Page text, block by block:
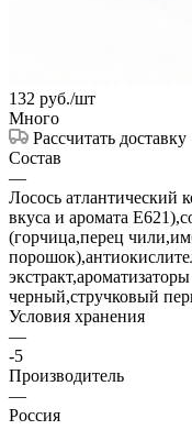
132 руб./шт
Много
Рассчитать доставку
Состав
—
Лосось атлантический
вкуса и аромата
(горчица,перец
черный,стручковый
Условия хранения
—
-5
Производитель
—
Россия